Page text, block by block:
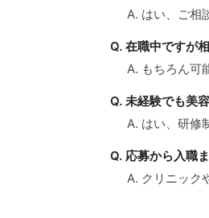
A. はい、ご相
Q. 在職中ですが
A. もちろん可
Q. 未経験でも美
A. はい、研修
Q. 応募から入職
A. クリニック